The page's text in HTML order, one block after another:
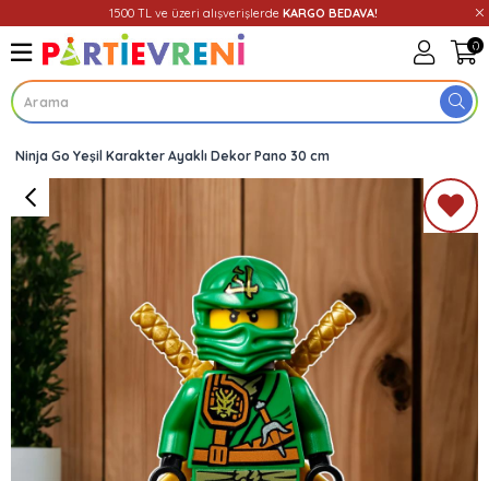
1500 TL ve üzeri alışverişlerde KARGO BEDAVA!
0
Üye Girişi Üye Ol
Ninja Go Yeşil Karakter Ayaklı Dekor Pano 30 cm